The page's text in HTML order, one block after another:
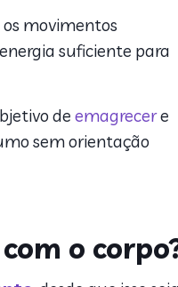
movimentos
suficiente para
de emagrecere
sem orientação
o